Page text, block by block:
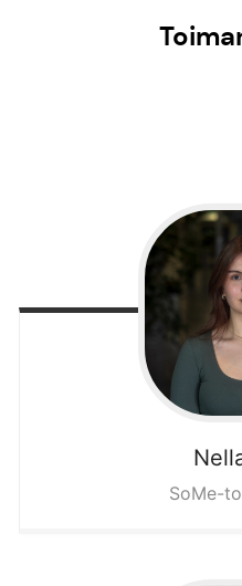
SoMe-